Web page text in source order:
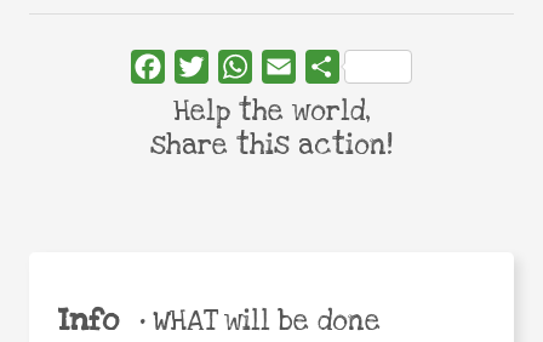
Info •WHAT will be done
FacebookTwitterWhatsApp
Email Share
Help the world,
share this action!